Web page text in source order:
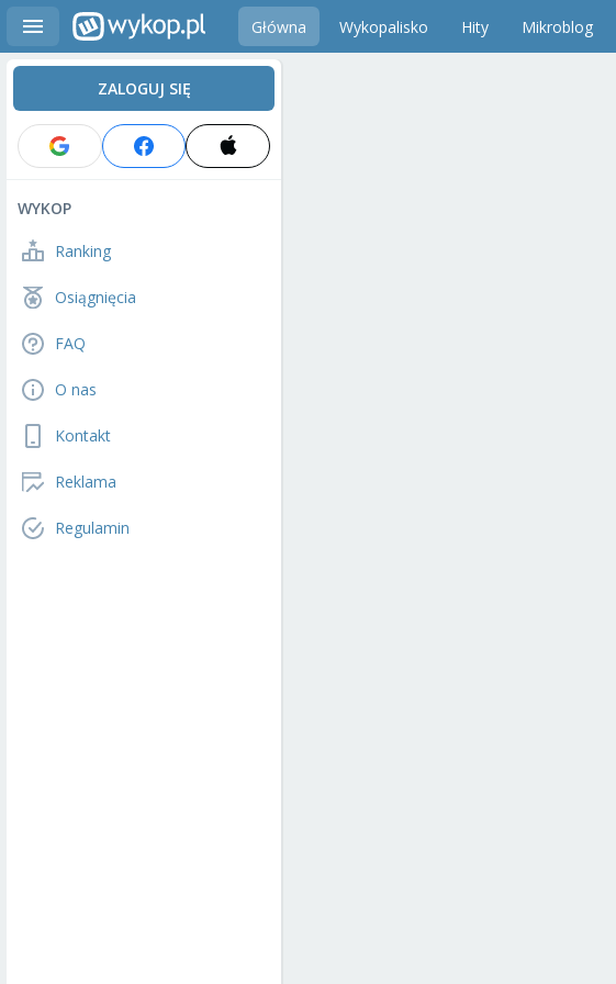
Główna Wykopalisko Hity Mikroblog
ZALOGUJ SIĘ
WYKOP
Ranking
Osiągnięcia
FAQ
O nas
Kontakt
Reklama
Regulamin